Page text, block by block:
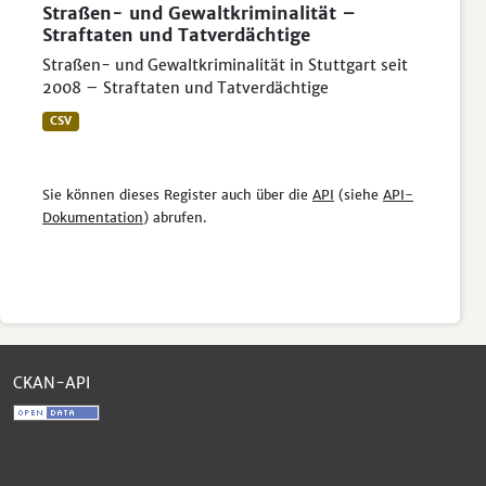
Straßen- und Gewaltkriminalität –
Straftaten und Tatverdächtige
Straßen- und Gewaltkriminalität in Stuttgart seit
2008 – Straftaten und Tatverdächtige
CSV
Sie können dieses Register auch über die API (siehe API-
Dokumentation) abrufen.
CKAN-API